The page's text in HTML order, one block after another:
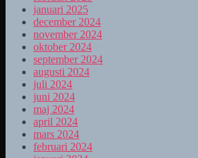
januari 2025
december 2024
november 2024
oktober 2024
september 2024
augusti 2024
juli 2024
juni 2024
maj 2024
april 2024
mars 2024
februari 2024